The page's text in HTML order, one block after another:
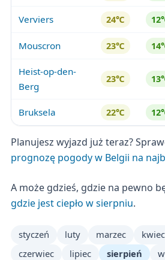
Verviers 24℃
Mouscron 23℃
Heist-op-den-
Berg
23℃
Bruksela 22℃
Planujesz wyjazd już teraz?
prognozę pogody w Belgii na
A może gdzieś, gdzie na pewno
gdzie jest ciepło w sierpniu.
styczeń luty marzec
czerwiec
lipiec sierpień